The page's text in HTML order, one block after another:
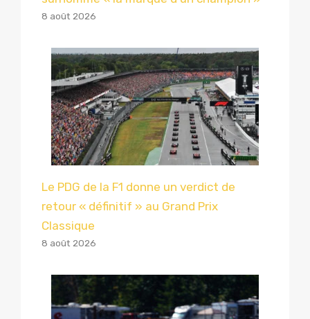
8 août 2026
Le PDG de la F1 donne un verdict de
retour « définitif » au Grand Prix
Classique
8 août 2026